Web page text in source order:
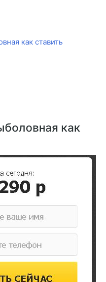
как ставить
как